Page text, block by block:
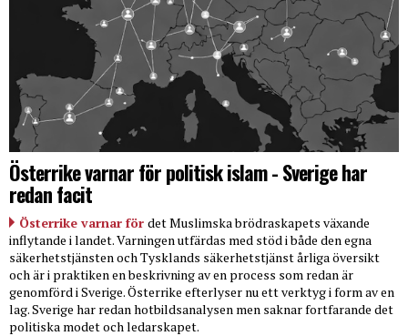
Österrike varnar för politisk islam - Sverige har
redan facit
Österrike varnar för det Muslimska brödraskapets växande
inflytande i landet. Varningen utfärdas med stöd i både den egna
säkerhetstjänsten och Tysklands säkerhetstjänst årliga översikt
och är i praktiken en beskrivning av en process som redan är
genomförd i Sverige. Österrike efterlyser nu ett verktyg i form av en
lag. Sverige har redan hotbildsanalysen men saknar fortfarande det
politiska modet och ledarskapet.